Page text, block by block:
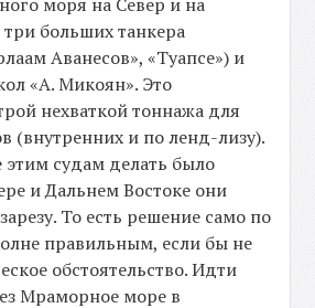
больших танкера
Аванесов», «Туапсе») и
«А. Микоян». Это
нехваткой тоннажа для
(внутренних и по ленд-лизу).
судам делать было
и Дальнем Востоке они
То есть решение само по
правильным, если бы не
обстоятельство. Идти
Мраморное море в